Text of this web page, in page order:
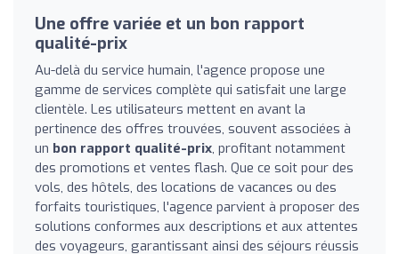
Une offre variée et un bon rapport
qualité-prix
Au-delà du service humain, l'agence propose une
gamme de services complète qui satisfait une large
clientèle. Les utilisateurs mettent en avant la
pertinence des offres trouvées, souvent associées à
un bon rapport qualité-prix, profitant notamment
des promotions et ventes flash. Que ce soit pour des
vols, des hôtels, des locations de vacances ou des
forfaits touristiques, l'agence parvient à proposer des
solutions conformes aux descriptions et aux attentes
des voyageurs, garantissant ainsi des séjours réussis